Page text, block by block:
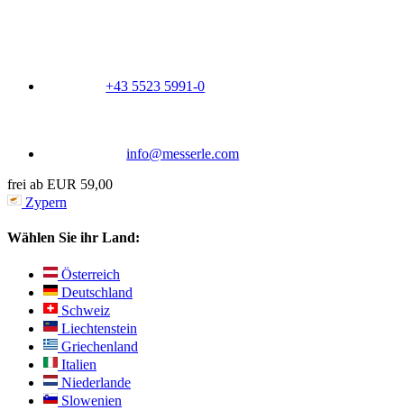
+43 5523 5991-0
info@messerle.com
frei ab EUR 59,00
Zypern
Wählen Sie ihr Land:
Österreich
Deutschland
Schweiz
Liechtenstein
Griechenland
Italien
Niederlande
Slowenien